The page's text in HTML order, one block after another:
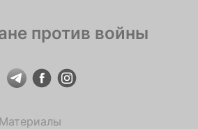
против войны
Материалы